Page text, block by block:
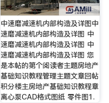
中速磨减速机内部构造及详图中
速磨减速机内部构造及详图 中
速磨减速机内部构造及详图 中
速磨减速机内部构造及详图 您
是本帖的第个阅读者主题房地产
基础知识教程管理主题文章回帖
积分楼主房地产基础知识教程章
离心泵CAD格式图纸 零件图1.